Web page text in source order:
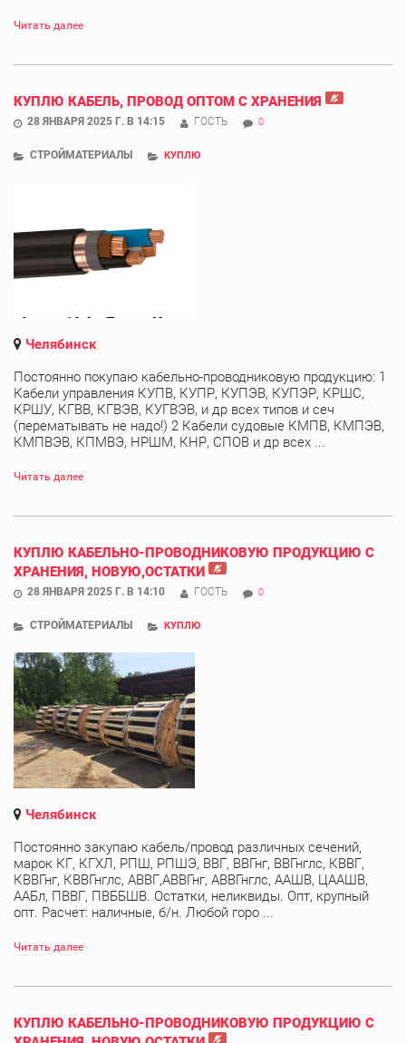
Читать далее
КУПЛЮ КАБЕЛЬ, ПРОВОД ОПТОМ С ХРАНЕНИЯ
28 ЯНВАРЯ 2025 Г. В 14:15 ГОСТЬ 0
СТРОЙМАТЕРИАЛЫ КУПЛЮ
Челябинск
Постоянно покупаю кабельно-проводниковую продукцию: 1
Кабели управления КУПВ, КУПР, КУПЭВ, КУПЭР, КРШС,
КРШУ, КГВВ, КГВЭВ, КУГВЭВ, и др всех типов и сеч
(перематывать не надо!) 2 Кабели судовые КМПВ, КМПЭВ,
КМПВЭВ, КПМВЭ, НРШМ, КНР, СПОВ и др всех ...
Читать далее
КУПЛЮ КАБЕЛЬНО-ПРОВОДНИКОВУЮ ПРОДУКЦИЮ С
ХРАНЕНИЯ, НОВУЮ,ОСТАТКИ
28 ЯНВАРЯ 2025 Г. В 14:10 ГОСТЬ 0
СТРОЙМАТЕРИАЛЫ КУПЛЮ
Челябинск
Постоянно закупаю кабель/провод различных сечений,
марок КГ, КГХЛ, РПШ, РПШЭ, ВВГ, ВВГнг, ВВГнглс, КВВГ,
КВВГнг, КВВГнглс, АВВГ,АВВГнг, АВВГнглс, ААШВ, ЦААШВ,
ААБл, ПВВГ, ПВББШВ. Остатки, неликвиды. Опт, крупный
опт. Расчет: наличные, б/н. Любой горо ...
Читать далее
КУПЛЮ КАБЕЛЬНО-ПРОВОДНИКОВУЮ ПРОДУКЦИЮ С